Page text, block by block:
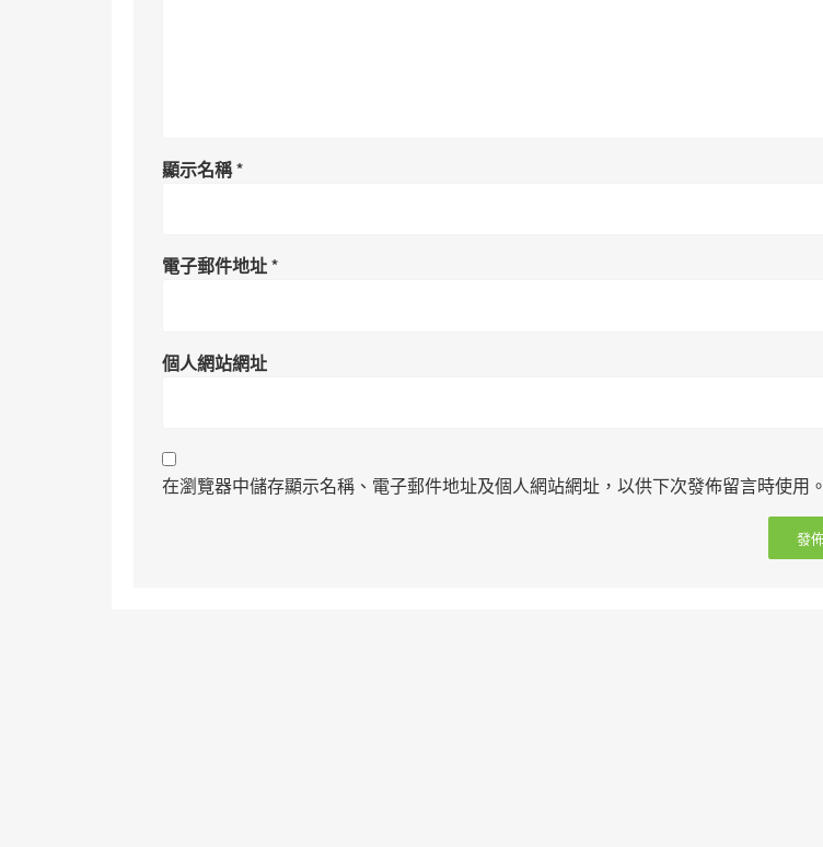
顯示名稱*
電子郵件地址*
個人網站網址
在瀏覽器中儲存顯示名稱、電子郵件地址及個人網站網址，以供下次發佈留言時使用。